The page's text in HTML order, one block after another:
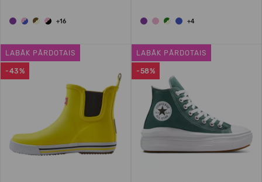
+16 +4
-43%
LABĀK PĀRDOTAIS
-58%
LABĀK PĀRDOTAIS